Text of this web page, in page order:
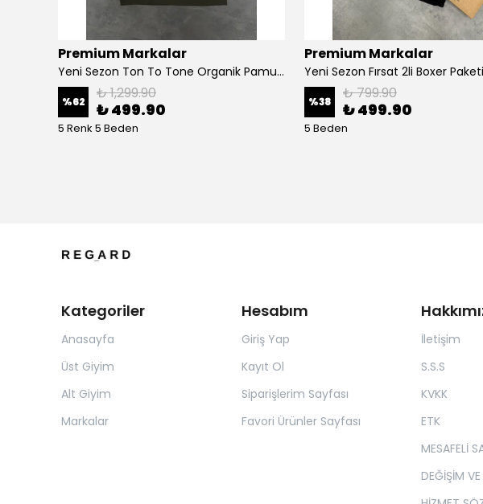
Premium Markalar
Yeni Sezon Ton To Tone Organik Pamuk T-shirt
%62 ₺ 1,299.90
₺ 499.90
5 Renk 5 Beden
Premium Markalar
Yeni Sezon Fırsat 2li Boxer Paketi
%38 ₺ 799.90
₺ 499.90
5 Beden
Kategoriler
Anasayfa
Üst Giyim
Alt Giyim
Markalar
Hesabım
Giriş Yap
Kayıt Ol
Siparişlerim Sayfası
Favori Ürünler Sayfası
İletişim
S.S.S
KVKK
ETK
MESAFELİ
DEĞİŞİM